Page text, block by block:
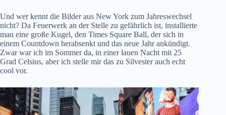
Und wer kennt die Bilder aus New York zum Jahreswechsel
nicht? Da Feuerwerk an der Stelle zu gefährlich ist, installierte
man eine große Kugel, den Times Square Ball, der sich in
einem Countdown herabsenkt und das neue Jahr ankündigt.
Zwar war ich im Sommer da, in einer lauen Nacht mit 25
Grad Celsius, aber ich stelle mir das zu Silvester auch echt
cool vor.